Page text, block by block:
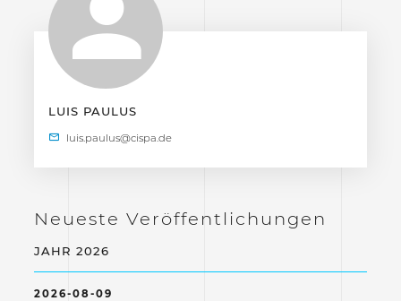
LUIS PAULUS
Neueste Veröffentlichungen
JAHR 2026
2026-08-09